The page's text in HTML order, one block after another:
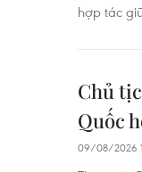
hợp tác
Chủ
Quốc
09/08/2026